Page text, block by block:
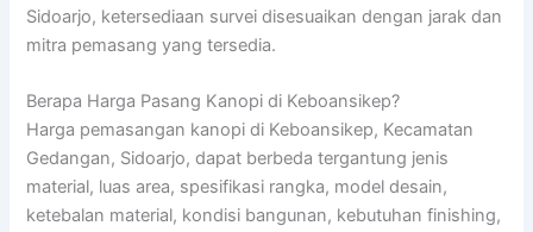
Sidoarjo, ketersediaan survei disesuaikan dengan jarak dan
mitra pemasang yang tersedia.
Berapa Harga Pasang Kanopi di Keboansikep?
Harga pemasangan kanopi di Keboansikep, Kecamatan
Gedangan, Sidoarjo, dapat berbeda tergantung jenis
material, luas area, spesifikasi rangka, model desain,
ketebalan material, kondisi bangunan, kebutuhan finishing,